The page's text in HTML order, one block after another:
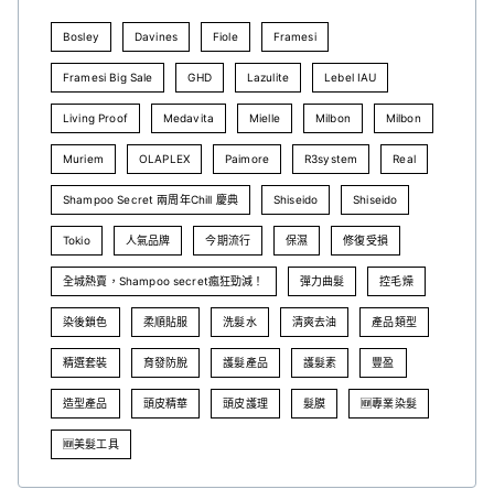
Bosley Davines Fiole Framesi
Framesi Big Sale GHD Lazulite Lebel IAU
Living Proof Medavita Mielle Milbon Milbon
Muriem OLAPLEX Paimore R3system Real
Shampoo Secret 兩周年Chill 慶典 Shiseido Shiseido
Tokio 人氣品牌 今期流行 保濕 修復受損
全城熱賣，Shampoo secret瘋狂勁減！ 彈力曲髮 控毛燥
染後鎖色 柔順貼服 洗髮水 清爽去油 產品類型
精選套裝 育發防脫 護髮產品 護髮素 豐盈
造型產品 頭皮精華 頭皮護理 髮膜 🆕專業染髮
🆕美髮工具